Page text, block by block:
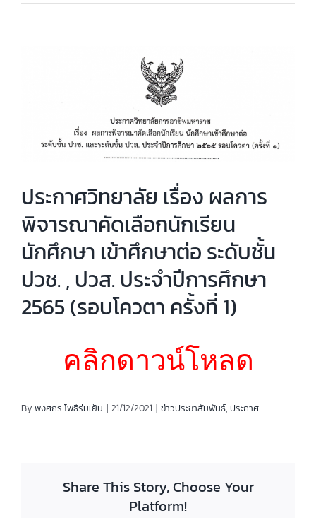
ประกาศวิทยาลัย เรื่อง ผลการ
พิจารณาคัดเลือกนักเรียน
นักศึกษา เข้าศึกษาต่อ ระดับชั้น
ปวช. , ปวส. ประจำปีการศึกษา
2565 (รอบโควตา ครั้งที่ 1)
คลิกดาวน์โหลด
By พงศกร โพธิ์ร่มเย็น | 21/12/2021 | ข่าวประชาสัมพันธ์, ประกาศ
Share This Story, Choose Your
Platform!